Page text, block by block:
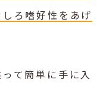
ろ嗜好性をあげ
て簡単に手に入